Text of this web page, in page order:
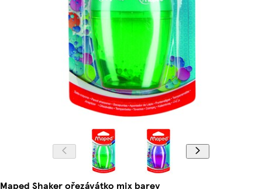
Maped Shaker ořezávátko mix barev